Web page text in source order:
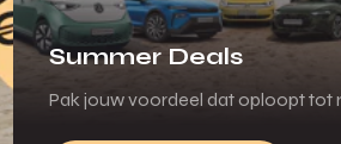
Summer Deals
Pak jouw voordeel dat oploopt tot